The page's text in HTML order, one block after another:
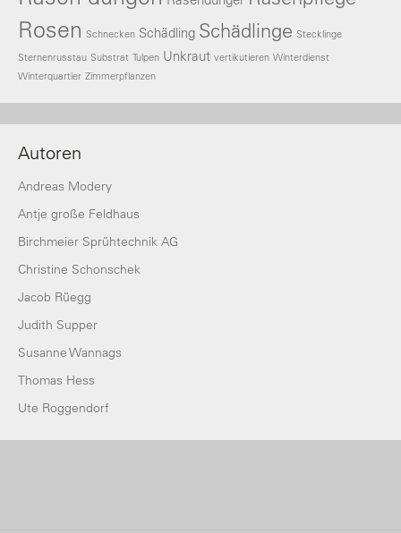
Rosen Schnecken Schädling Schädlinge Stecklinge
Sternenrusstau Substrat Tulpen Unkraut vertikutieren Winterdienst
Winterquartier Zimmerpflanzen
Autoren
Andreas Modery
Antje große Feldhaus
Birchmeier Sprühtechnik AG
Christine Schonschek
Jacob Rüegg
Judith Supper
Susanne Wannags
Thomas Hess
Ute Roggendorf